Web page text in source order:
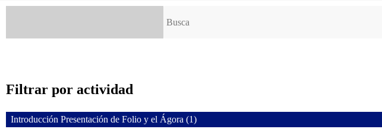
Filtrar por actividad
Introducción Presentación de Folio y el Ágora (1)